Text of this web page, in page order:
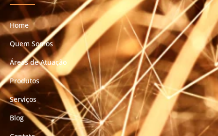
Home
Quem Somos
Áreas de Atuação
Produtos
Serviços
Blog